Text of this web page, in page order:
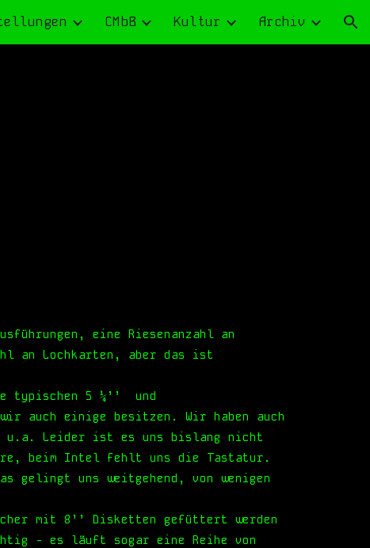
CMbB Kultur Archiv
eine Riesenanzahl an
an Lochkarten, aber das ist
typischen 5 ¼’’ und
auch einige besitzen. Wir haben auch
u.a. Leider ist es uns bislang nicht
beim Intel fehlt uns die Tastatur.
uns weitgehend, von wenigen
mit 8’’ Disketten gefüttert werden
- es läuft sogar eine Reihe von